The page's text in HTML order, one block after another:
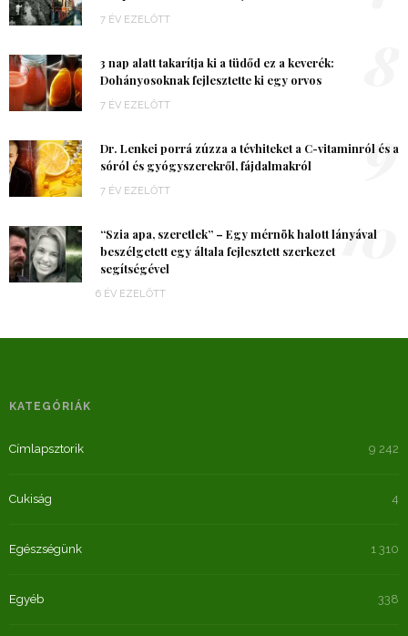
7 ÉV EZELŐTT
3 nap alatt takarítja ki a tüdőd ez a keverék:
Dohányosoknak fejlesztette ki egy orvos
7 ÉV EZELŐTT
Dr. Lenkei porrá zúzza a tévhiteket a C-vitaminról és a
sóról és gyógyszerekről, fájdalmakról
7 ÉV EZELŐTT
9
“Szia apa, szeretlek” – Egy mérnök halott lányával
beszélgetett egy általa fejlesztett szerkezet
segítségével
6 ÉV EZELŐTT
10
KATEGÓRIÁK
Címlapsztorik 9 242
Cukiság 4
Egészségünk 1 310
Egyéb 338